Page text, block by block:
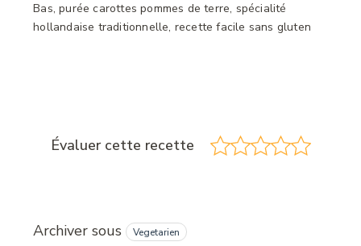
Bas, purée carottes pommes de terre, spécialité
hollandaise traditionnelle, recette facile sans gluten
Évaluer cette recette
Archiver sous Vegetarien